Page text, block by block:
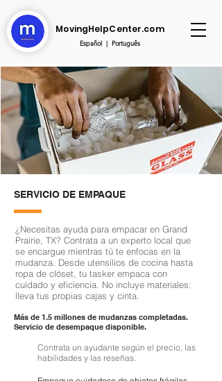
MovingHelpCenter.com
Español| Português
SERVICIO DE EMPAQUE
¿Necesitas ayuda para empacar en Grand
Prairie, TX? Contrata a un experto local que
se encargue mientras tú te enfocas en la
mudanza. Desde utensilios de cocina hasta
ropa de clóset, tu tasker empaca con
cuidado y eficiencia. No incluye materiales:
lleva tus propias cajas y cinta.
Más de 1.5 millones de mudanzas completadas.
Servicio de desempaque disponible.
Contrata un ayudante según el precio, las
habilidades y las reseñas.